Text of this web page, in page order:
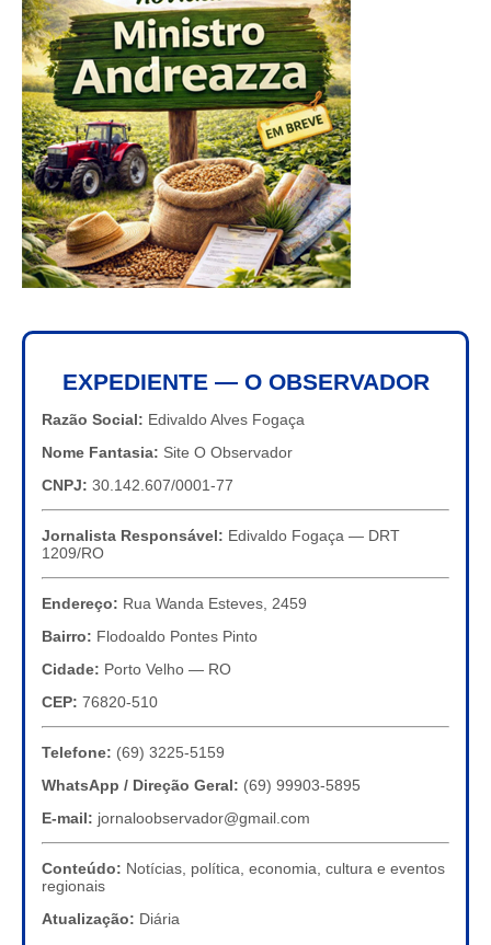
EXPEDIENTE — O OBSERVADOR
Razão Social: Edivaldo Alves Fogaça
Nome Fantasia: Site O Observador
CNPJ: 30.142.607/0001-77
Jornalista Responsável: Edivaldo Fogaça — DRT
1209/RO
Endereço: Rua Wanda Esteves, 2459
Bairro: Flodoaldo Pontes Pinto
Cidade: Porto Velho — RO
CEP: 76820-510
Telefone: (69) 3225-5159
WhatsApp / Direção Geral: (69) 99903-5895
E-mail: jornaloobservador@gmail.com
Conteúdo: Notícias, política, economia, cultura e eventos
regionais
Atualização: Diária